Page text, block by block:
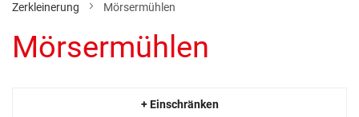
Zerkleinerung
Mörsermühlen
Mörsermühlen
+ Einschränken